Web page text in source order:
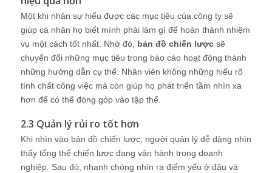
Một khi nhân sự hiểu được các mục tiêu của công ty sẽ
giúp cá nhân họ biết mình phải làm gì để hoàn thành nhiệm
vụ một cách tốt nhất. Nhờ đó, bản đồ chiến lược sẽ
chuyển đổi những mục tiêu trong báo cáo hoạt động thành
những hướng dẫn cụ thể. Nhân viên không những hiểu rõ
tính chất công việc mà còn giúp họ phát triển tầm nhìn xa
hơn để có thể đóng góp vào tập thể.
2.3 Quản lý rủi ro tốt hơn
Khi nhìn vào bản đồ chiến lược, người quản lý dễ dàng nhìn
thấy tổng thể chiến lược đang vận hành trong doanh
nghiệp. Sau đó, nhanh chóng nhìn ra điểm yếu ở đâu và